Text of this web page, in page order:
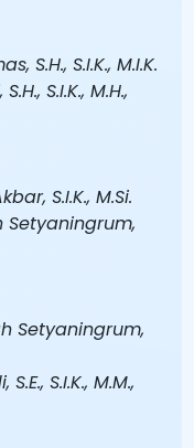
S.H., S.I.K., M.I.K.
S.I.K., M.H.,
S.I.K., M.Si.
Setyaningrum,
Setyaningrum,
S.I.K., M.M.,